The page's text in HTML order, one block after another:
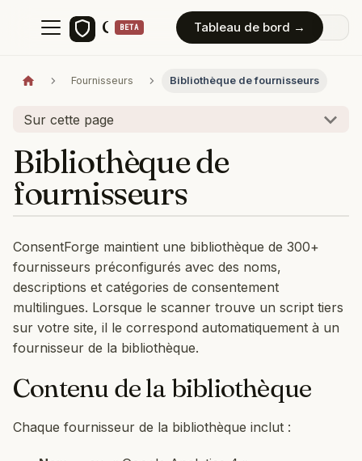
ConsentForge Tableau de bord →
Fournisseurs Bibliothèque de fournisseurs
Sur cette page
Bibliothèque de
fournisseurs
ConsentForge maintient une bibliothèque de 300+
fournisseurs préconfigurés avec des noms,
descriptions et catégories de consentement
multilingues. Lorsque le scanner trouve un script tiers
sur votre site, il le correspond automatiquement à un
fournisseur de la bibliothèque.
Contenu de la bibliothèque
Chaque fournisseur de la bibliothèque inclut :